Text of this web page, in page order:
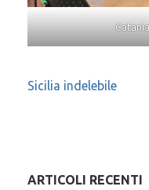
Navigazione
Sicilia indelebile
ARTICOLI RECENTI